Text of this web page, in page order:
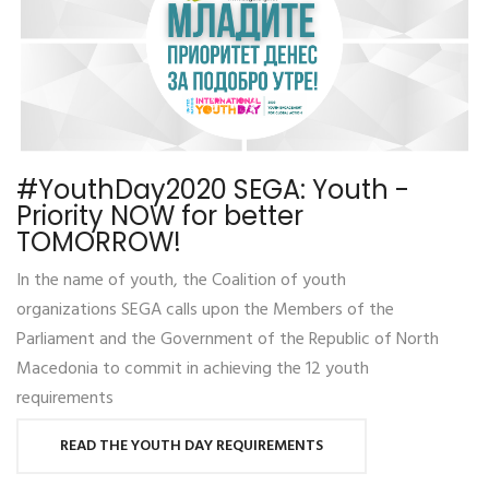
#YouthDay2020 SEGA: Youth -
Priority NOW for better
TOMORROW!
In the name of youth, the Coalition of youth
organizations SEGA calls upon the Members of the
Parliament and the Government of the Republic of North
Macedonia to commit in achieving the 12 youth
requirements
READ THE YOUTH DAY REQUIREMENTS